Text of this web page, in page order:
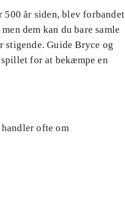
år siden, blev forbandet
dem kan du bare samle
Guide Bryce og
for at bekæmpe en
handler ofte om